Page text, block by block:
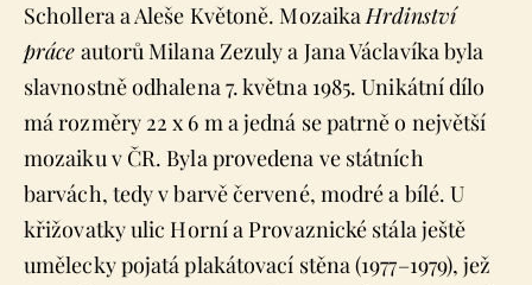
Schollera a Aleše Květoně. MozaikaHrdinství
práce autorů Milana Zezuly a Jana Václavíka byla
slavnostně odhalena 7. května 1985. Unikátní dílo
má rozměry 22 x 6 m a jedná se patrně o největší
mozaiku v ČR. Byla provedena ve státních
barvách, tedy v barvě červené, modré a bílé. U
křižovatky ulic Horní a Provaznické stála ještě
umělecky pojatá plakátovací stěna (1977–1979), jež